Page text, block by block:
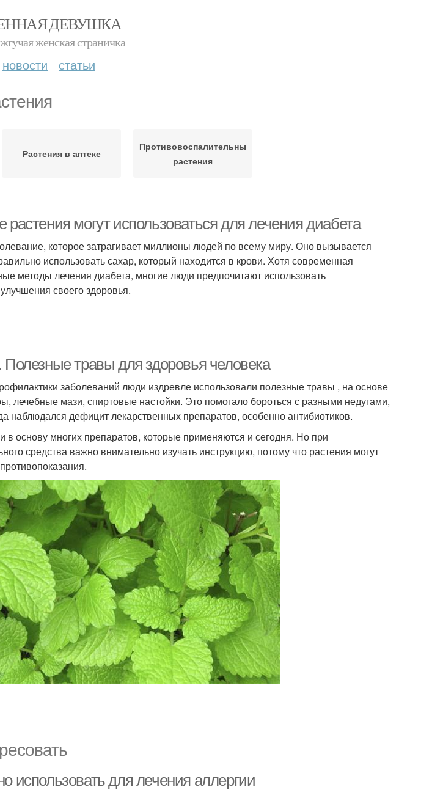
ДЕВУШКА
женская страничка
новости статьи
Растения в аптеке
Противовоспалительные
растения
растения могут использоваться для лечения диабета
которое затрагивает миллионы людей по всему миру. Оно вызывается
использовать сахар, который находится в крови. Хотя современная
методы лечения диабета, многие люди предпочитают использовать
своего здоровья.
травы для здоровья человека
заболеваний люди издревле использовали полезные травы , на основе
лечебные мази, спиртовые настойки. Это помогало бороться с разными недугами,
наблюдался дефицит лекарственных препаратов, особенно антибиотиков.
в основу многих препаратов, которые применяются и сегодня. Но при
средства важно внимательно изучать инструкцию, потому что растения могут
использовать для лечения аллергии